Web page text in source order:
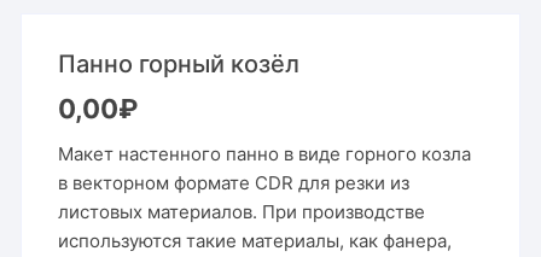
Панно горный козёл
0,00₽
Макет настенного панно в виде горного козла
в векторном формате CDR для резки из
листовых материалов. При производстве
используются такие материалы, как фанера,